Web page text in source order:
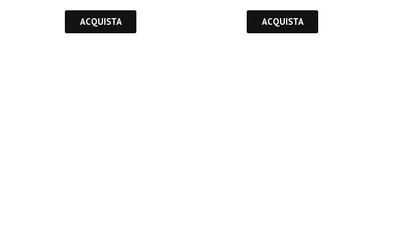
ACQUISTA ACQUISTA